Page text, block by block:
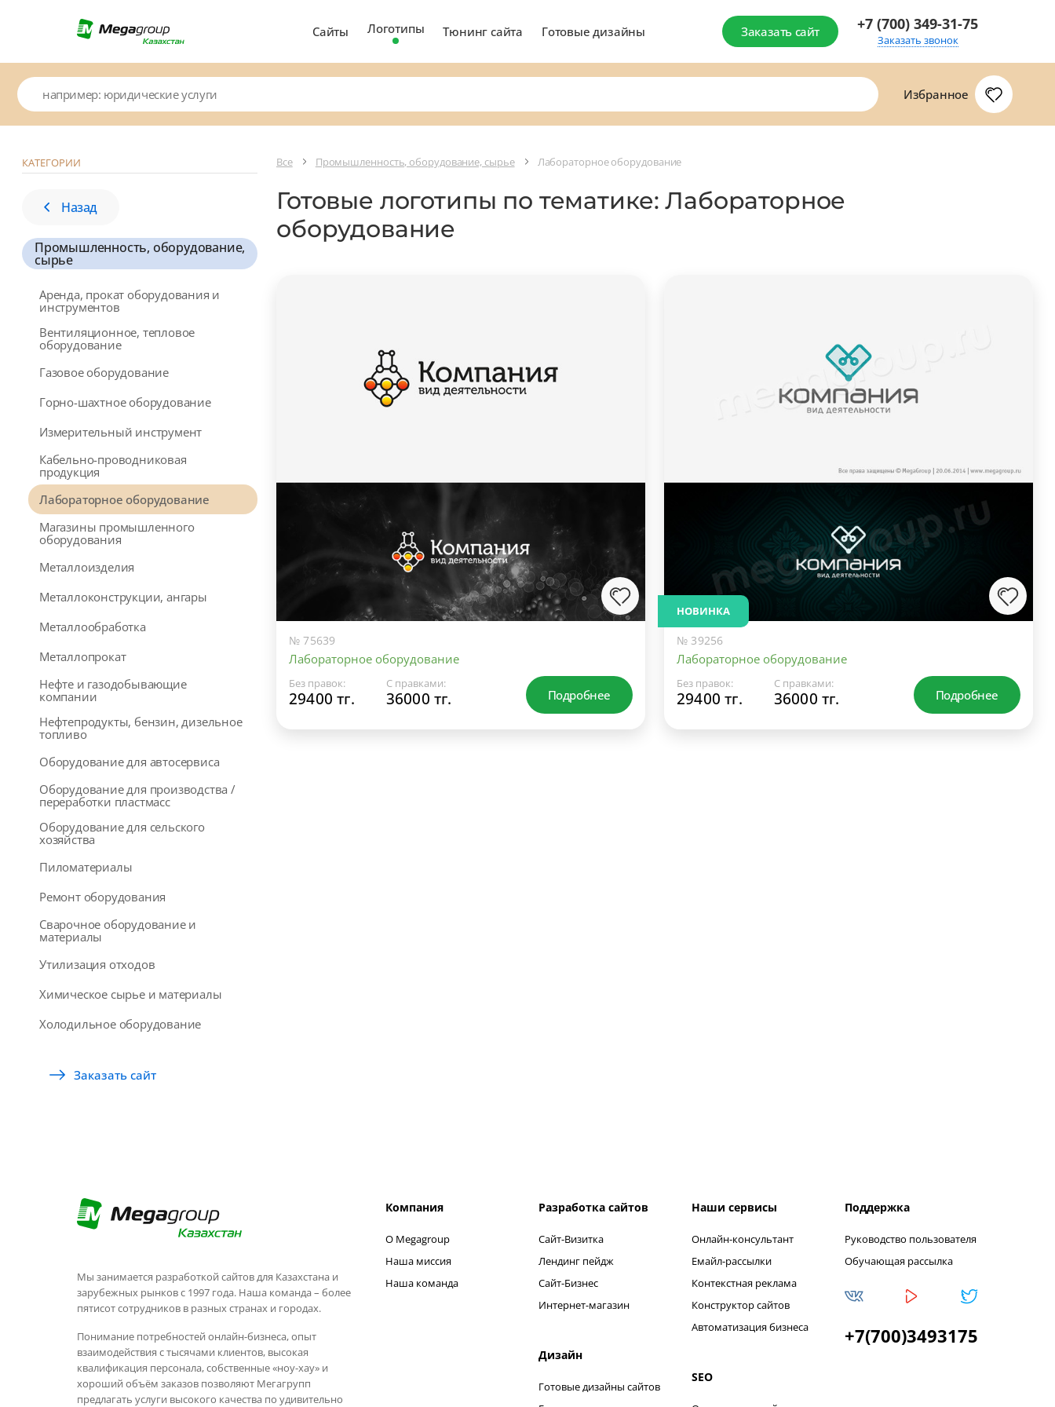
Сайты Логотипы Тюнинг сайта Готовые дизайны Заказать сайт +7 (700) 349-31-75
Заказать звонок
Избранное
КАТЕГОРИИ
Назад
Промышленность, оборудование,
сырье
Аренда, прокат оборудования и
инструментов
Вентиляционное, тепловое
оборудование
Газовое оборудование
Горно-шахтное оборудование
Измерительный инструмент
Кабельно-проводниковая
продукция
Лабораторное оборудование
Магазины промышленного
оборудования
Металлоизделия
Металлоконструкции, ангары
Металлообработка
Металлопрокат
Нефте и газодобывающие
компании
Нефтепродукты, бензин, дизельное
топливо
Оборудование для автосервиса
Оборудование для производства /
переработки пластмасс
Оборудование для сельского
хозяйства
Пиломатериалы
Ремонт оборудования
Сварочное оборудование и
материалы
Утилизация отходов
Химическое сырье и материалы
Холодильное оборудование
Заказать сайт
Все Промышленность, оборудование, сырье Лабораторное оборудование
Готовые логотипы по тематике: Лабораторное
оборудование
№ 75639
Лабораторное оборудование
Без правок:
29400 тг.
С правками:
36000 тг. Подробнее
НОВИНКА
№ 39256
Лабораторное оборудование
Без правок:
29400 тг.
С правками:
36000 тг. Подробнее
Мы занимается разработкой сайтов для Казахстана и
зарубежных рынков с 1997 года. Наша команда – более
пятисот сотрудников в разных странах и городах.
Понимание потребностей онлайн-бизнеса, опыт
взаимодействия с тысячами клиентов, высокая
квалификация персонала, собственные «ноу-хау» и
хороший объём заказов позволяют Мегагрупп
предлагать услуги высокого качества по удивительно
Компания
О Megagroup
Наша миссия
Наша команда
Разработка сайтов
Сайт-Визитка
Лендинг пейдж
Сайт-Бизнес
Интернет-магазин
Дизайн
Готовые дизайны сайтов
Наши сервисы
Онлайн-консультант
Емайл-рассылки
Контекстная реклама
Конструктор сайтов
Автоматизация бизнеса
SEO
Поддержка
Руководство пользователя
Обучающая рассылка
+7(700)3493175